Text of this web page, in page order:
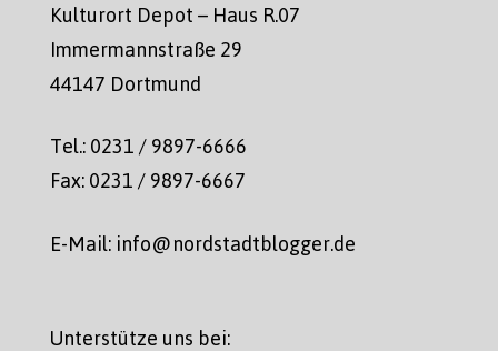
Kulturort Depot – Haus R.07
Immermannstraße 29
44147 Dortmund
Tel.: 0231 / 9897-6666
Fax: 0231 / 9897-6667
E-Mail: info@nordstadtblogger.de
Unterstütze uns bei: